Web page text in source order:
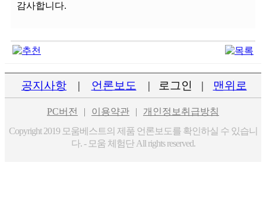
감사합니다.
공지사항 | 언론보도 | 로그인 | 맨위로
PC버전 | 이용약관 |
개인정보취급방침
Copyright 2019 모움베스트의 제품 언론보도를 확인하실 수 있습니
다. - 모움 체험단 All rights reserved.